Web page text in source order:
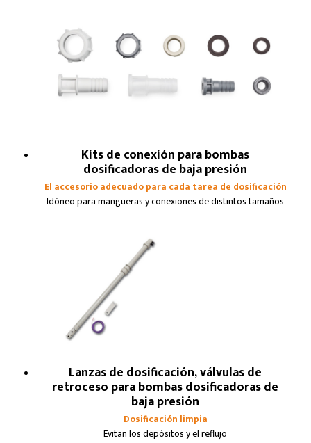
Kits de conexión para bombas
dosificadoras de baja presión
El accesorio adecuado para cada tarea de dosificación
Idóneo para mangueras y conexiones de distintos tamaños
Lanzas de dosificación, válvulas de
retroceso para bombas dosificadoras de
baja presión
Dosificación limpia
Evitan los depósitos y el reflujo